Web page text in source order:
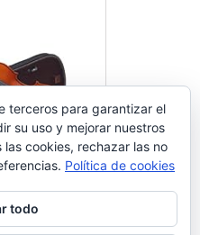
- Violín
terceros para garantizar el
su uso y mejorar nuestros
cookies, rechazar las no
Política de cookies
todo